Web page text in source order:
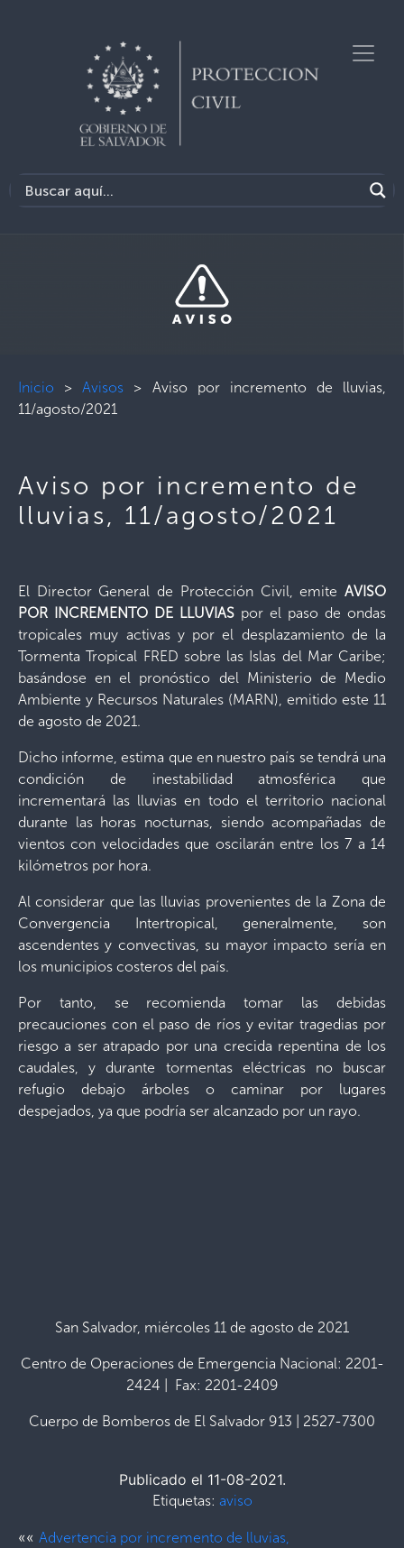
Inicio >Avisos > Aviso por incremento de lluvias,
11/agosto/2021
Aviso por incremento de
lluvias, 11/agosto/2021
El Director General de Protección Civil, emite AVISO
POR INCREMENTO DE LLUVIAS por el paso de ondas
tropicales muy activas y por el desplazamiento de la
Tormenta Tropical FRED sobre las Islas del Mar Caribe;
basándose en el pronóstico del Ministerio de Medio
Ambiente y Recursos Naturales (MARN), emitido este 11
de agosto de 2021.
Dicho informe, estima que en nuestro país se tendrá una
condición de inestabilidad atmosférica que
incrementará las lluvias en todo el territorio nacional
durante las horas nocturnas, siendo acompañadas de
vientos con velocidades que oscilarán entre los 7 a 14
kilómetros por hora.
Al considerar que las lluvias provenientes de la Zona de
Convergencia Intertropical, generalmente, son
ascendentes y convectivas, su mayor impacto sería en
los municipios costeros del país.
Por tanto, se recomienda tomar las debidas
precauciones con el paso de ríos y evitar tragedias por
riesgo a ser atrapado por una crecida repentina de los
caudales, y durante tormentas eléctricas no buscar
refugio debajo árboles o caminar por lugares
despejados, ya que podría ser alcanzado por un rayo.
San Salvador, miércoles 11 de agosto de 2021
Centro de Operaciones de Emergencia Nacional: 2201-
2424 | Fax: 2201-2409
Cuerpo de Bomberos de El Salvador 913 | 2527-7300
Publicado el 11-08-2021.
Etiquetas: aviso
«« Advertencia por incremento de lluvias,